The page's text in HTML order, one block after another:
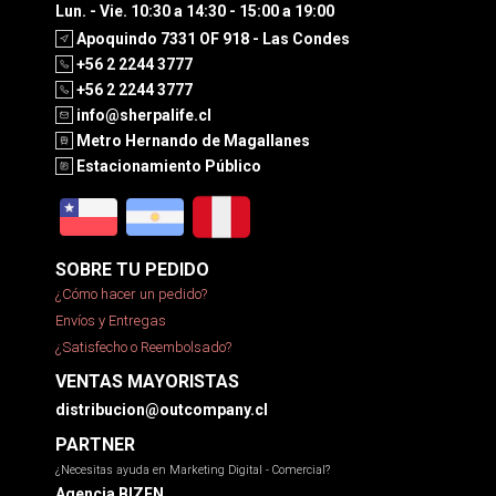
Lun. - Vie. 10:30 a 14:30 - 15:00 a 19:00
Apoquindo 7331 OF 918 - Las Condes
+56 2 2244 3777
+56 2 2244 3777
info@sherpalife.cl
Metro Hernando de Magallanes
Estacionamiento Público
SOBRE TU PEDIDO
¿Cómo hacer un pedido?
Envíos y Entregas
¿Satisfecho o Reembolsado?
VENTAS MAYORISTAS
distribucion@outcompany.cl
PARTNER
¿Necesitas ayuda en Marketing Digital - Comercial?